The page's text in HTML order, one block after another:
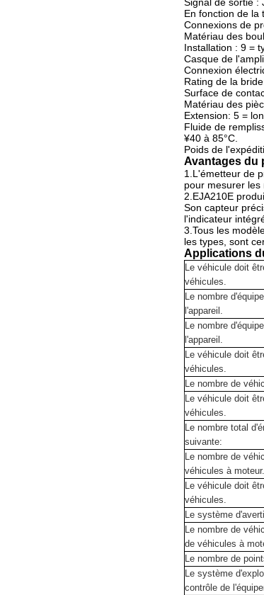
En fonction de la
Connexions de
Matériau des
Installation : 9 =
Casque de
Connexion
Rating de la
Surface de
Matériau des
Extension: 5 =
Fluide de
¥40 à 85°C.
Poids de
Avantages du
1.L'émetteur de
pour mesurer les
2.EJA210E
Son capteur
l'indicateur
3.Tous les
les types, sont
Applications
Le véhicule doit
véhicules.
Le nombre
l'appareil.
Le nombre
l'appareil.
Le véhicule doit
véhicules.
Le nombre de
Le véhicule doit
véhicules.
Le nombre total
suivante:
Le nombre de
véhicules à moteur.
Le véhicule doit
véhicules.
Le système
Le nombre de
de véhicules à
Le nombre de
Le système
contrôle de